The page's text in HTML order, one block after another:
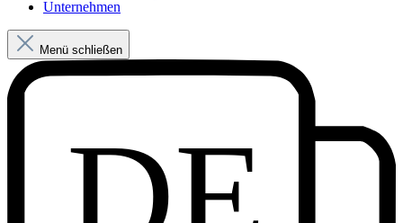
Unternehmen
Menü schließen